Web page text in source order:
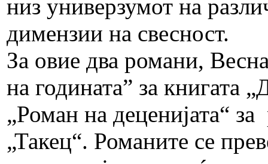
низ универзумот на
димензии на свесност.
За овие два романи,
на годината” за книгата
„Роман на деценијата“
„Такец“. Романите се